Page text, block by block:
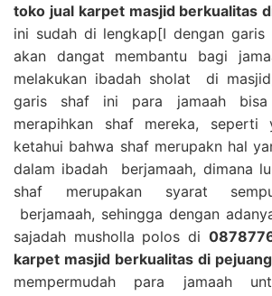
toko jual karpet masjid berkualitas
ini sudah di lengkap[I dengan garis
akan dangat membantu bagi
melakukan ibadah sholat di
garis shaf ini para jamaah bisa
merapihkan shaf mereka, seperti
ketahui bahwa shaf merupakn hal
dalam ibadah berjamaah, dimana
shaf merupakan syarat
berjamaah, sehingga dengan
sajadah musholla polos di
karpet masjid berkualitas di
mempermudah para jamaah